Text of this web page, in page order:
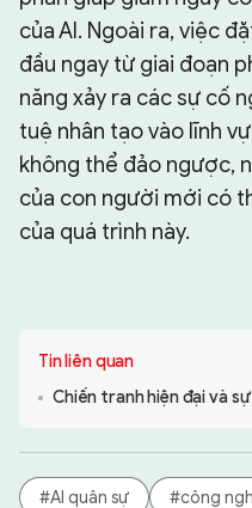
của AI. Ngoài ra, việc
đầu ngay từ giai đoạn
năng xảy ra các sự cố
tuệ nhân tạo vào lĩnh
không thể đảo ngược,
của con người mới có
của quá trình này.
Tin liên quan
Chiến tranh hiện đại và
#AI quân sự #công